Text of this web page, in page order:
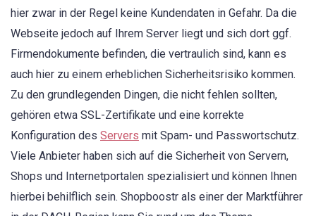
hier zwar in der Regel keine Kundendaten in Gefahr. Da die
Webseite jedoch auf Ihrem Server liegt und sich dort ggf.
Firmendokumente befinden, die vertraulich sind, kann es
auch hier zu einem erheblichen Sicherheitsrisiko kommen.
Zu den grundlegenden Dingen, die nicht fehlen sollten,
gehören etwa SSL-Zertifikate und eine korrekte
Konfiguration des Servers mit Spam- und Passwortschutz.
Viele Anbieter haben sich auf die Sicherheit von Servern,
Shops und Internetportalen spezialisiert und können Ihnen
hierbei behilflich sein. Shopboostr als einer der Marktführer